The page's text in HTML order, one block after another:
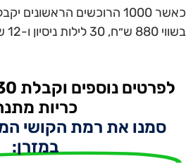
כאשר 1000 הרוכשים
בשווי 880 ש״ח, 30 לילות ניסיון ו-12 שנות אחריות.
כריות
סמנו את רמת הקושי
במזרן: